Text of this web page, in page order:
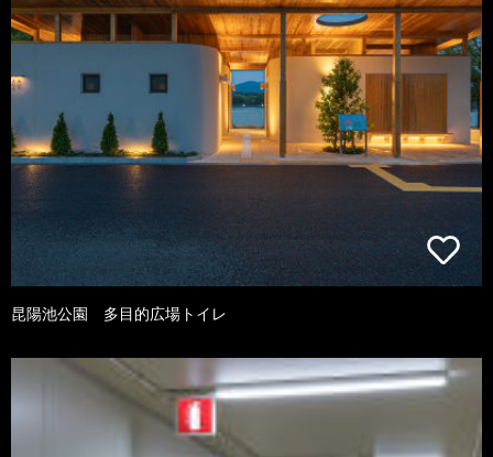
昆陽池公園 多目的広場トイレ